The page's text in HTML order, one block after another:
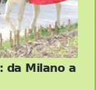
da Milano a